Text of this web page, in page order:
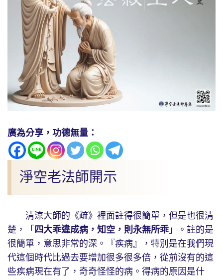
廣為分享，功德無量：
淨空老法師開示
清涼大師的《疏》裡面註得很簡單，但是也很清
楚，「 四大乖違成病，知空，則永無所乖 」。註的是
很簡單，意思非常的深。『疾病』，特別是在我們現
代這個時代比過去要增加很多很多倍，從前沒有的這
些疾病現在有了，奇奇怪怪的病。得病的原因是什